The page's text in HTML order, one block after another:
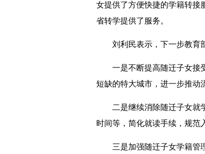
女提供了方便快捷的学籍转接
省转学提供了服务。
刘利民表示，下一步教育部
一是不断提高随迁子女接受
短缺的特大城市，进一步推动
二是继续消除随迁子女就学
时间等，简化就读手续，规范
三是加强随迁子女学籍管理